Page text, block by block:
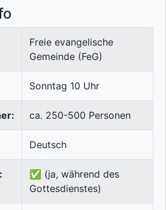
Freie evangelische
Gemeinde (FeG)
Sonntag 10 Uhr
ca. 250-500 Personen
Deutsch
✅ (ja, während des
Gottesdienstes)